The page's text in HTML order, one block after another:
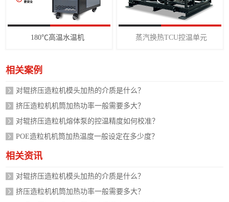
180℃高温水温机 蒸汽换热TCU控温单元
相关案例
对辊挤压造粒机模头加热的介质是什么？
挤压造粒机机筒加热功率一般需要多大？
对辊挤压造粒机熔体泵的控温精度如何校准？
POE造粒机机筒加热温度一般设定在多少度？
相关资讯
对辊挤压造粒机模头加热的介质是什么？
挤压造粒机机筒加热功率一般需要多大？